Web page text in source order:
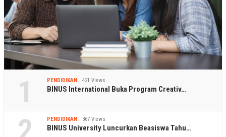
1 PENDIDIKAN 421 Views
BINUS International Buka Program Creativ…
PENDIDIKAN 367 Views
BINUS University Luncurkan Beasiswa Tahu…